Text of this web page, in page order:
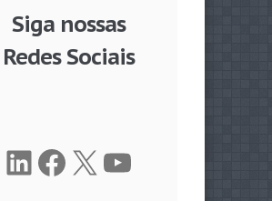
Siga nossas
Redes Sociais
LinkedIn
Facebook
X Youtube